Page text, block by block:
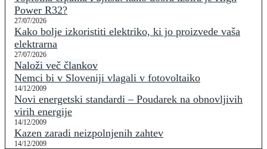
Power R32?
27/07/2026
Kako bolje izkoristiti elektriko, ki jo proizvede vaša
elektrarna
27/07/2026
Naloži več člankov
Nemci bi v Sloveniji vlagali v fotovoltaiko
14/12/2009
Novi energetski standardi – Poudarek na obnovljivih
virih energije
14/12/2009
Kazen zaradi neizpolnjenih zahtev
14/12/2009